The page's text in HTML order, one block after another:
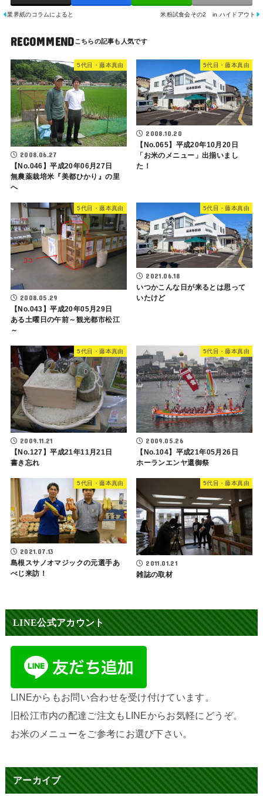
業界紙のコラムによると 米粉試食会その2 in ハイドアウト
RECOMMEND
5代目・藤本真由
2008.06.27
【No.046】平成20年06月27日
無農薬栽培米『美都ひかり』の里
へ
5代目・藤本真由
2008.10.20
【No.065】平成20年10月20日
「お米のメニュー」出揃いまし
た！
5代目・藤本真由
2008.05.29
【No.043】平成20年05月29日
ある土曜日の午前～観光都市松江
～
5代目・藤本真由
2021.06.18
いつかこんな日が来るとは思って
いたけど
5代目・藤本真由
2009.11.21
【No.127】平成21年11月21日
書き忘れ
5代目・藤本真由
2009.05.26
【No.104】平成21年05月26日
ホーランエンヤ還御祭
5代目・藤本真由
2021.07.13
島根スサノオマジックの元選手あ
べじ来訪！
5代目・藤本真由
2011.01.21
雑誌の取材
LINE公式アカウント
LINEからもお問い合わせを受け付けています。
旧松江市内の配達ご注文もLINEからお気軽にどうぞ。
お米のメニューをご参考にお選び下さい。
アーカイブ